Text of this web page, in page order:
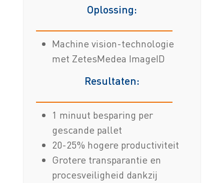
Oplossing:
Machine vision-technologie
met ZetesMedea ImageID
Resultaten:
1 minuut besparing per
gescande pallet
20-25% hogere productiviteit
Grotere transparantie en
procesveiligheid dankzij